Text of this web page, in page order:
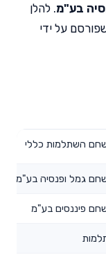
בע"מ. להלן
על ידי
השתלמות כללי
גמל ופנסיה בע"מ
פיננסים בע"מ